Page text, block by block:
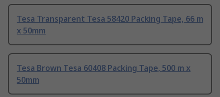
Tesa Transparent Tesa 58420 Packing Tape, 66 m
x 50mm
Tesa Brown Tesa 60408 Packing Tape, 500 m x
50mm